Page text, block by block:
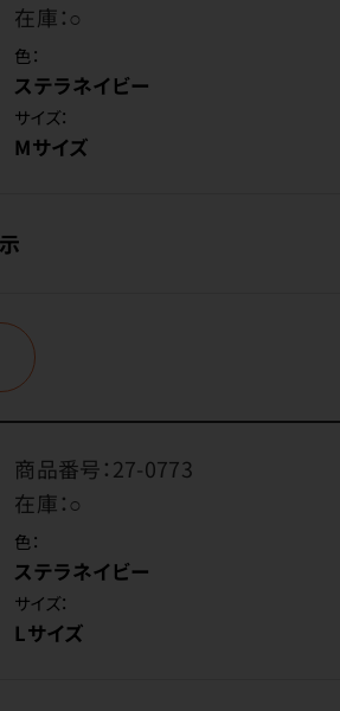
在庫：○
色：
ステラネイビー
サイズ：
Mサイズ
商品番号：27-0773
在庫：○
色：
ステラネイビー
サイズ：
Lサイズ